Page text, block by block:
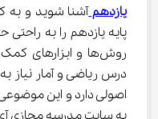
یازدهم آشنا شوید و به
پایه یازدهم را به راحتی
روش‌ها و ابزارهای